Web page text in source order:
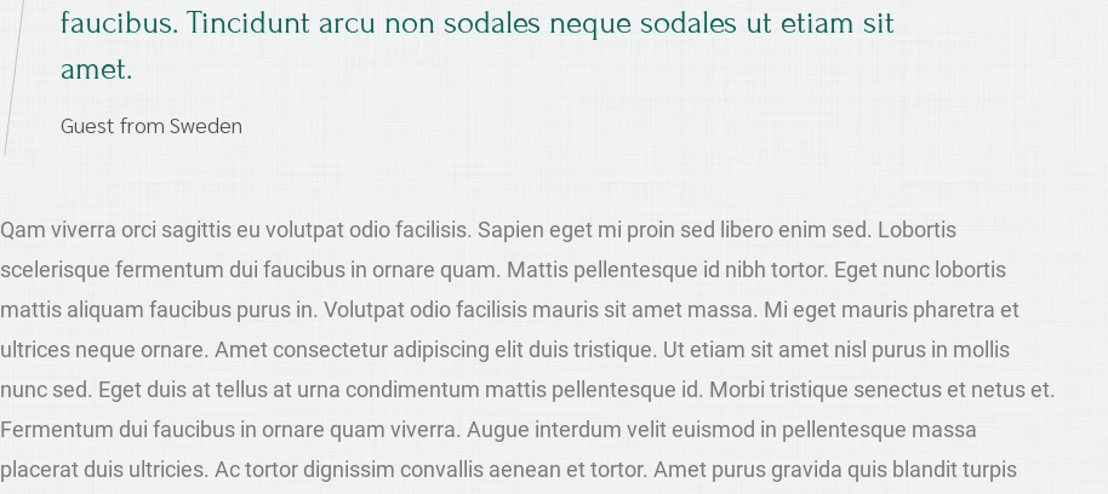
faucibus. Tincidunt arcu non sodales neque sodales ut etiam sit
amet.
Guest from Sweden
Qam viverra orci sagittis eu volutpat odio facilisis. Sapien eget mi proin sed libero enim sed. Lobortis
scelerisque fermentum dui faucibus in ornare quam. Mattis pellentesque id nibh tortor. Eget nunc lobortis
mattis aliquam faucibus purus in. Volutpat odio facilisis mauris sit amet massa. Mi eget mauris pharetra et
ultrices neque ornare. Amet consectetur adipiscing elit duis tristique. Ut etiam sit amet nisl purus in mollis
nunc sed. Eget duis at tellus at urna condimentum mattis pellentesque id. Morbi tristique senectus et netus et.
Fermentum dui faucibus in ornare quam viverra. Augue interdum velit euismod in pellentesque massa
placerat duis ultricies. Ac tortor dignissim convallis aenean et tortor. Amet purus gravida quis blandit turpis